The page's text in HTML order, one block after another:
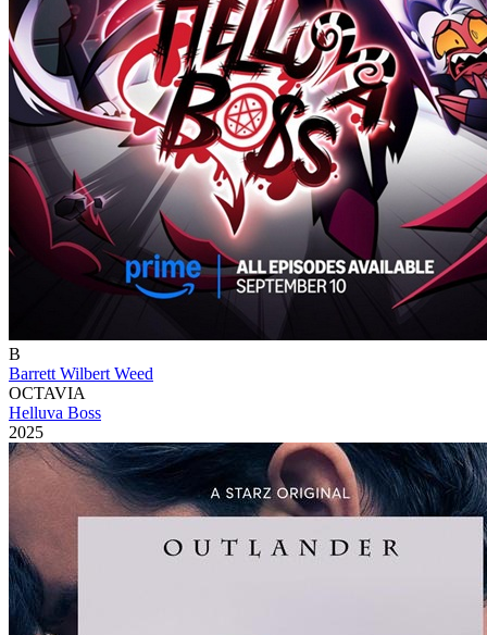
B
Barrett Wilbert Weed
OCTAVIA
Helluva Boss
2025